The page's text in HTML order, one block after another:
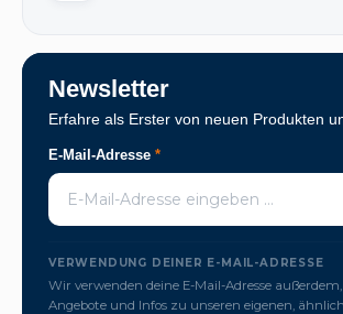
Newsletter
Erfahre als Erster von neuen Produkten
E-Mail-Adresse *
VERWENDUNG DEINER E-MAIL-ADRESSE
Wir verwenden deine E-Mail-Adresse
Angebote und Infos zu unseren eigenen,